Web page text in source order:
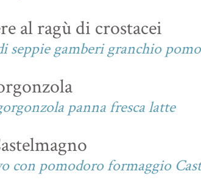
al ragù di crostacei
seppie gamberi granchio
panna fresca latte
con pomodoro formaggio